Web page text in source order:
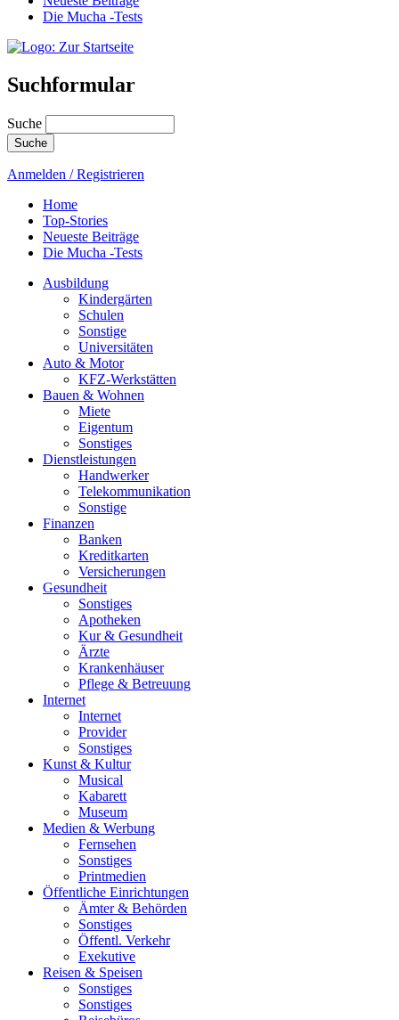
Die Mucha -Tests
Suchformular
Suche
Anmelden / Registrieren
Home
Top-Stories
Neueste Beiträge
Die Mucha -Tests
Ausbildung
Kindergärten
Schulen
Sonstige
Universitäten
Auto & Motor
KFZ-Werkstätten
Bauen & Wohnen
Miete
Eigentum
Sonstiges
Dienstleistungen
Handwerker
Telekommunikation
Sonstige
Finanzen
Banken
Kreditkarten
Versicherungen
Gesundheit
Sonstiges
Apotheken
Kur & Gesundheit
Ärzte
Krankenhäuser
Pflege & Betreuung
Internet
Internet
Provider
Sonstiges
Kunst & Kultur
Musical
Kabarett
Museum
Medien & Werbung
Fernsehen
Sonstiges
Printmedien
Öffentliche Einrichtungen
Ämter & Behörden
Sonstiges
Öffentl. Verkehr
Exekutive
Reisen & Speisen
Sonstiges
Sonstiges